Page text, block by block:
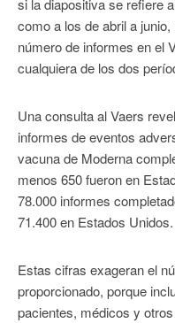
si la diapositiva se refiere
como a los de abril a
número de informes en el
cualquiera de los dos
Una consulta al Vaers
informes de eventos
vacuna de Moderna
menos 650 fueron en
78.000 informes
71.400 en Estados Unidos.
Estas cifras exageran el
proporcionado, porque
pacientes, médicos y